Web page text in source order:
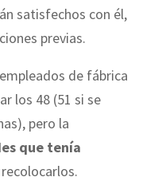
satisfechos con él,
previas.
de fábrica
los 48 (51 si se
pero la
que tenía